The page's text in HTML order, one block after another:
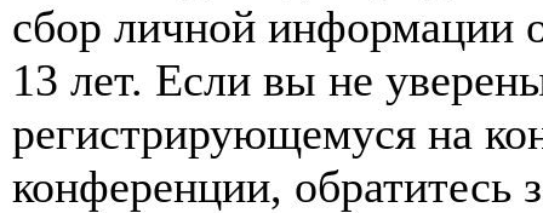
сбор личной информации
13 лет. Если вы не
регистрирующемуся на
конференции, обратитесь